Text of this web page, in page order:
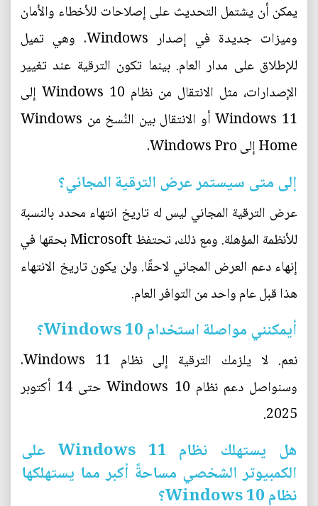
يمكن أن يشتمل التحديث على إصلاحات للأخطاء والأمان
وميزات جديدة في إصدار Windows. وهي تميل
للإطلاق على مدار العام. بينما تكون الترقية عند تغيير
الإصدارات، مثل الانتقال من نظام Windows 10 إلى
Windows 11 أو الانتقال بين النُسخ من Windows
Home إلى Windows Pro.
إلى متى سيستمر عرض الترقية المجاني؟
عرض الترقية المجاني ليس له تاريخ انتهاء محدد بالنسبة
للأنظمة المؤهلة. ومع ذلك، تحتفظ Microsoft بحقها في
إنهاء دعم العرض المجاني لاحقًا. ولن يكون تاريخ الانتهاء
هذا قبل عام واحد من التوافر العام.
أيمكنني مواصلة استخدام Windows 10؟
نعم. لا يلزمك الترقية إلى نظام Windows 11.
وسنواصل دعم نظام Windows 10 حتى 14 أكتوبر
2025.
هل يستهلك نظام Windows 11 على
الكمبيوتر الشخصي مساحةً أكبر مما يستهلكها
نظام Windows 10؟